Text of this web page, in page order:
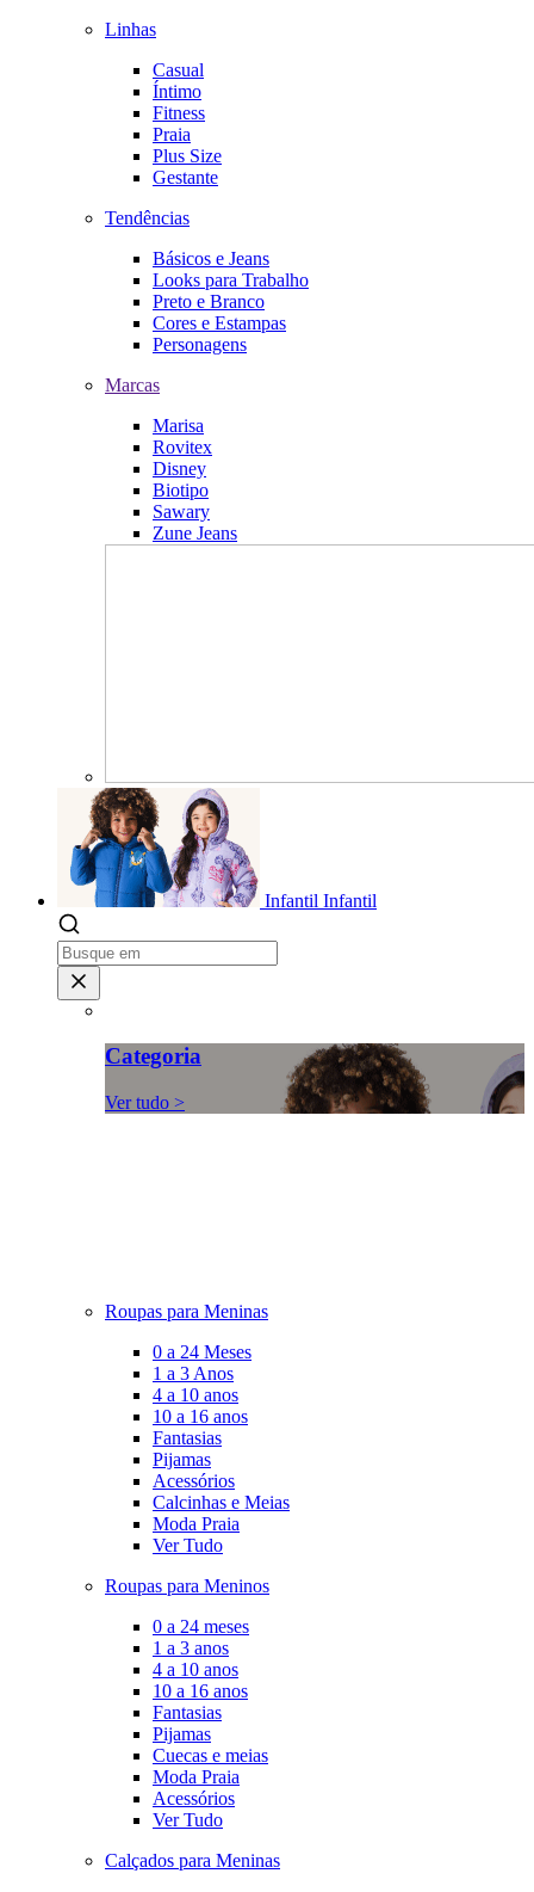
Linhas
Casual
Íntimo
Fitness
Praia
Plus Size
Gestante
Tendências
Básicos e Jeans
Looks para Trabalho
Preto e Branco
Cores e Estampas
Personagens
Marcas
Marisa
Rovitex
Disney
Biotipo
Sawary
Zune Jeans
Infantil Infantil
Categoria
Ver tudo >
Roupas para Meninas
0 a 24 Meses
1 a 3 Anos
4 a 10 anos
10 a 16 anos
Fantasias
Pijamas
Acessórios
Calcinhas e Meias
Moda Praia
Ver Tudo
Roupas para Meninos
0 a 24 meses
1 a 3 anos
4 a 10 anos
10 a 16 anos
Fantasias
Pijamas
Cuecas e meias
Moda Praia
Acessórios
Ver Tudo
Calçados para Meninas